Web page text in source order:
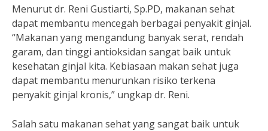
Menurut dr. Reni Gustiarti, Sp.PD, makanan sehat
dapat membantu mencegah berbagai penyakit ginjal.
“Makanan yang mengandung banyak serat, rendah
garam, dan tinggi antioksidan sangat baik untuk
kesehatan ginjal kita. Kebiasaan makan sehat juga
dapat membantu menurunkan risiko terkena
penyakit ginjal kronis,” ungkap dr. Reni.
Salah satu makanan sehat yang sangat baik untuk